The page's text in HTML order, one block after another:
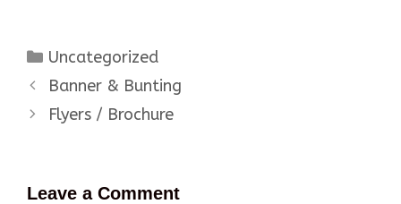
Categories
Uncategorized
Banner & Bunting
Flyers / Brochure
Leave a Comment